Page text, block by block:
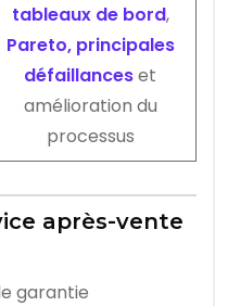
tableaux de bord,
Pareto, principales
défaillanceset
amélioration du
processus
après-vente
garantie